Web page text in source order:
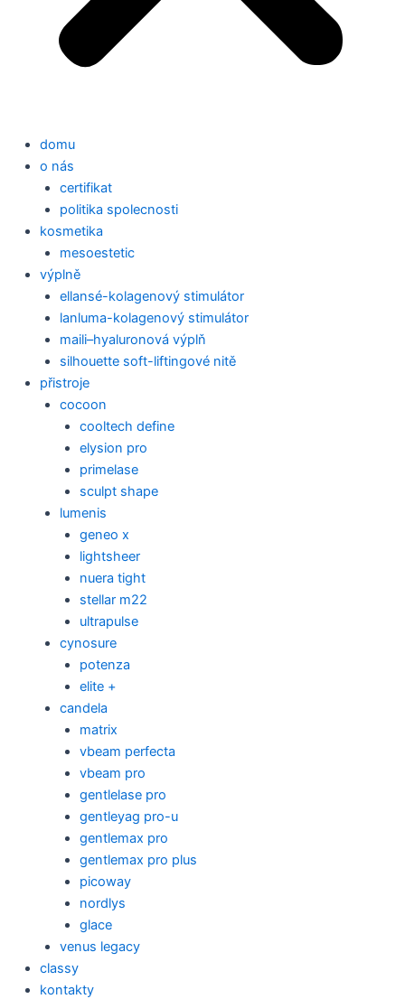
domu
o nás
certifikat
politika spolecnosti
kosmetika
mesoestetic
výplně
ellansé-kolagenový stimulátor
lanluma-kolagenový stimulátor
maili–hyaluronová výplň
silhouette soft-liftingové nitě
přistroje
cocoon
cooltech define
elysion pro
primelase
sculpt shape
lumenis
geneo x
lightsheer
nuera tight
stellar m22
ultrapulse
cynosure
potenza
elite +
candela
matrix
vbeam perfecta
vbeam pro
gentlelase pro
gentleyag pro-u
gentlemax pro
gentlemax pro plus
picoway
nordlys
glace
venus legacy
classy
kontakty